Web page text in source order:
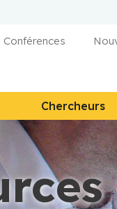
Conférences
Chercheurs